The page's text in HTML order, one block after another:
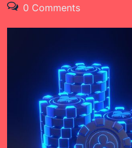
0 Comments